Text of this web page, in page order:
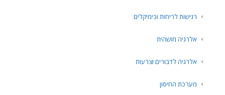
רגישות לריחות וכימיקלים
אלרגיה מושהית
אלרגיה לדבורים וצרעות
מערכת החיסון